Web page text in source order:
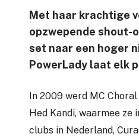
Met haar krachtige
opzwepende shout-
set naar een hoger
PowerLady laat elk
In 2009 werd MC
Hed Kandi, waarmee
clubs in Nederland,